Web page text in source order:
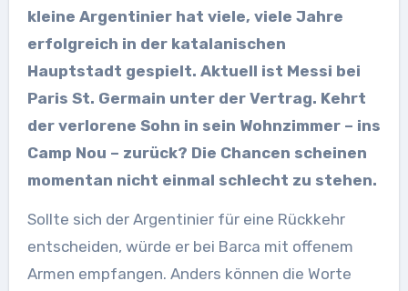
kleine Argentinier hat viele, viele Jahre
erfolgreich in der katalanischen
Hauptstadt gespielt. Aktuell ist Messi bei
Paris St. Germain unter der Vertrag. Kehrt
der verlorene Sohn in sein Wohnzimmer – ins
Camp Nou – zurück? Die Chancen scheinen
momentan nicht einmal schlecht zu stehen.
Sollte sich der Argentinier für eine Rückkehr
entscheiden, würde er bei Barca mit offenem
Armen empfangen. Anders können die Worte